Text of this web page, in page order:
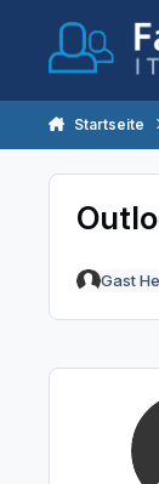
Startseite
Gast